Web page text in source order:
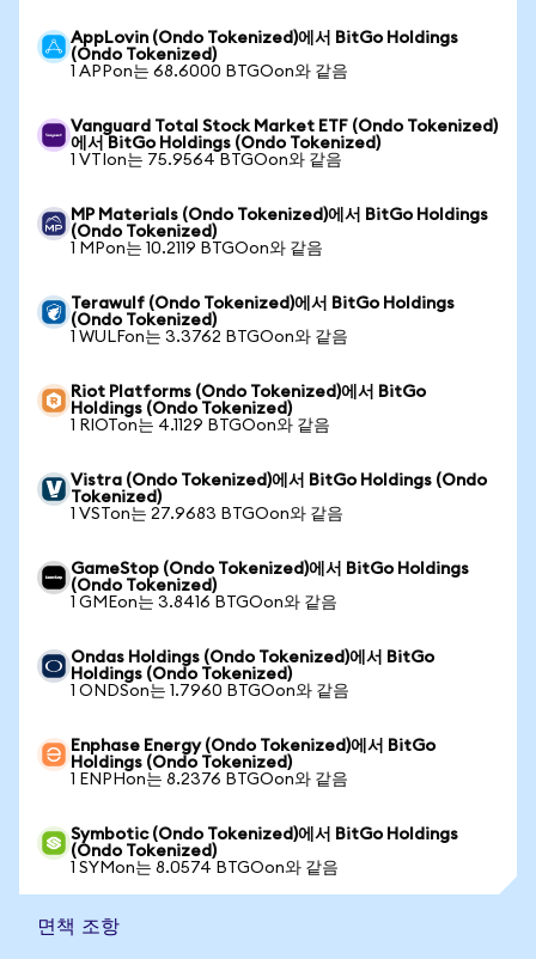
AppLovin (Ondo Tokenized)에서 BitGo Holdings
(Ondo Tokenized)
1 APPon는 68.6000 BTGOon와 같음
Vanguard Total Stock Market ETF (Ondo Tokenized)
에서 BitGo Holdings (Ondo Tokenized)
1 VTIon는 75.9564 BTGOon와 같음
MP Materials (Ondo Tokenized)에서 BitGo Holdings
(Ondo Tokenized)
1 MPon는 10.2119 BTGOon와 같음
Terawulf (Ondo Tokenized)에서 BitGo Holdings
(Ondo Tokenized)
1 WULFon는 3.3762 BTGOon와 같음
Riot Platforms (Ondo Tokenized)에서 BitGo
Holdings (Ondo Tokenized)
1 RIOTon는 4.1129 BTGOon와 같음
Vistra (Ondo Tokenized)에서 BitGo Holdings (Ondo
Tokenized)
1 VSTon는 27.9683 BTGOon와 같음
GameStop (Ondo Tokenized)에서 BitGo Holdings
(Ondo Tokenized)
1 GMEon는 3.8416 BTGOon와 같음
Ondas Holdings (Ondo Tokenized)에서 BitGo
Holdings (Ondo Tokenized)
1 ONDSon는 1.7960 BTGOon와 같음
Enphase Energy (Ondo Tokenized)에서 BitGo
Holdings (Ondo Tokenized)
1 ENPHon는 8.2376 BTGOon와 같음
Symbotic (Ondo Tokenized)에서 BitGo Holdings
(Ondo Tokenized)
1 SYMon는 8.0574 BTGOon와 같음
면책 조항